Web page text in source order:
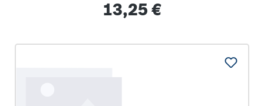
Regulärer Preis:
13,25 €